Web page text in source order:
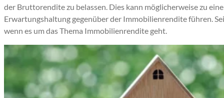
der Bruttorendite zu belassen. Dies kann möglicherweise zu
Erwartungshaltung gegenüber der Immobilienrendite führen.
wenn es um das Thema Immobilienrendite geht.